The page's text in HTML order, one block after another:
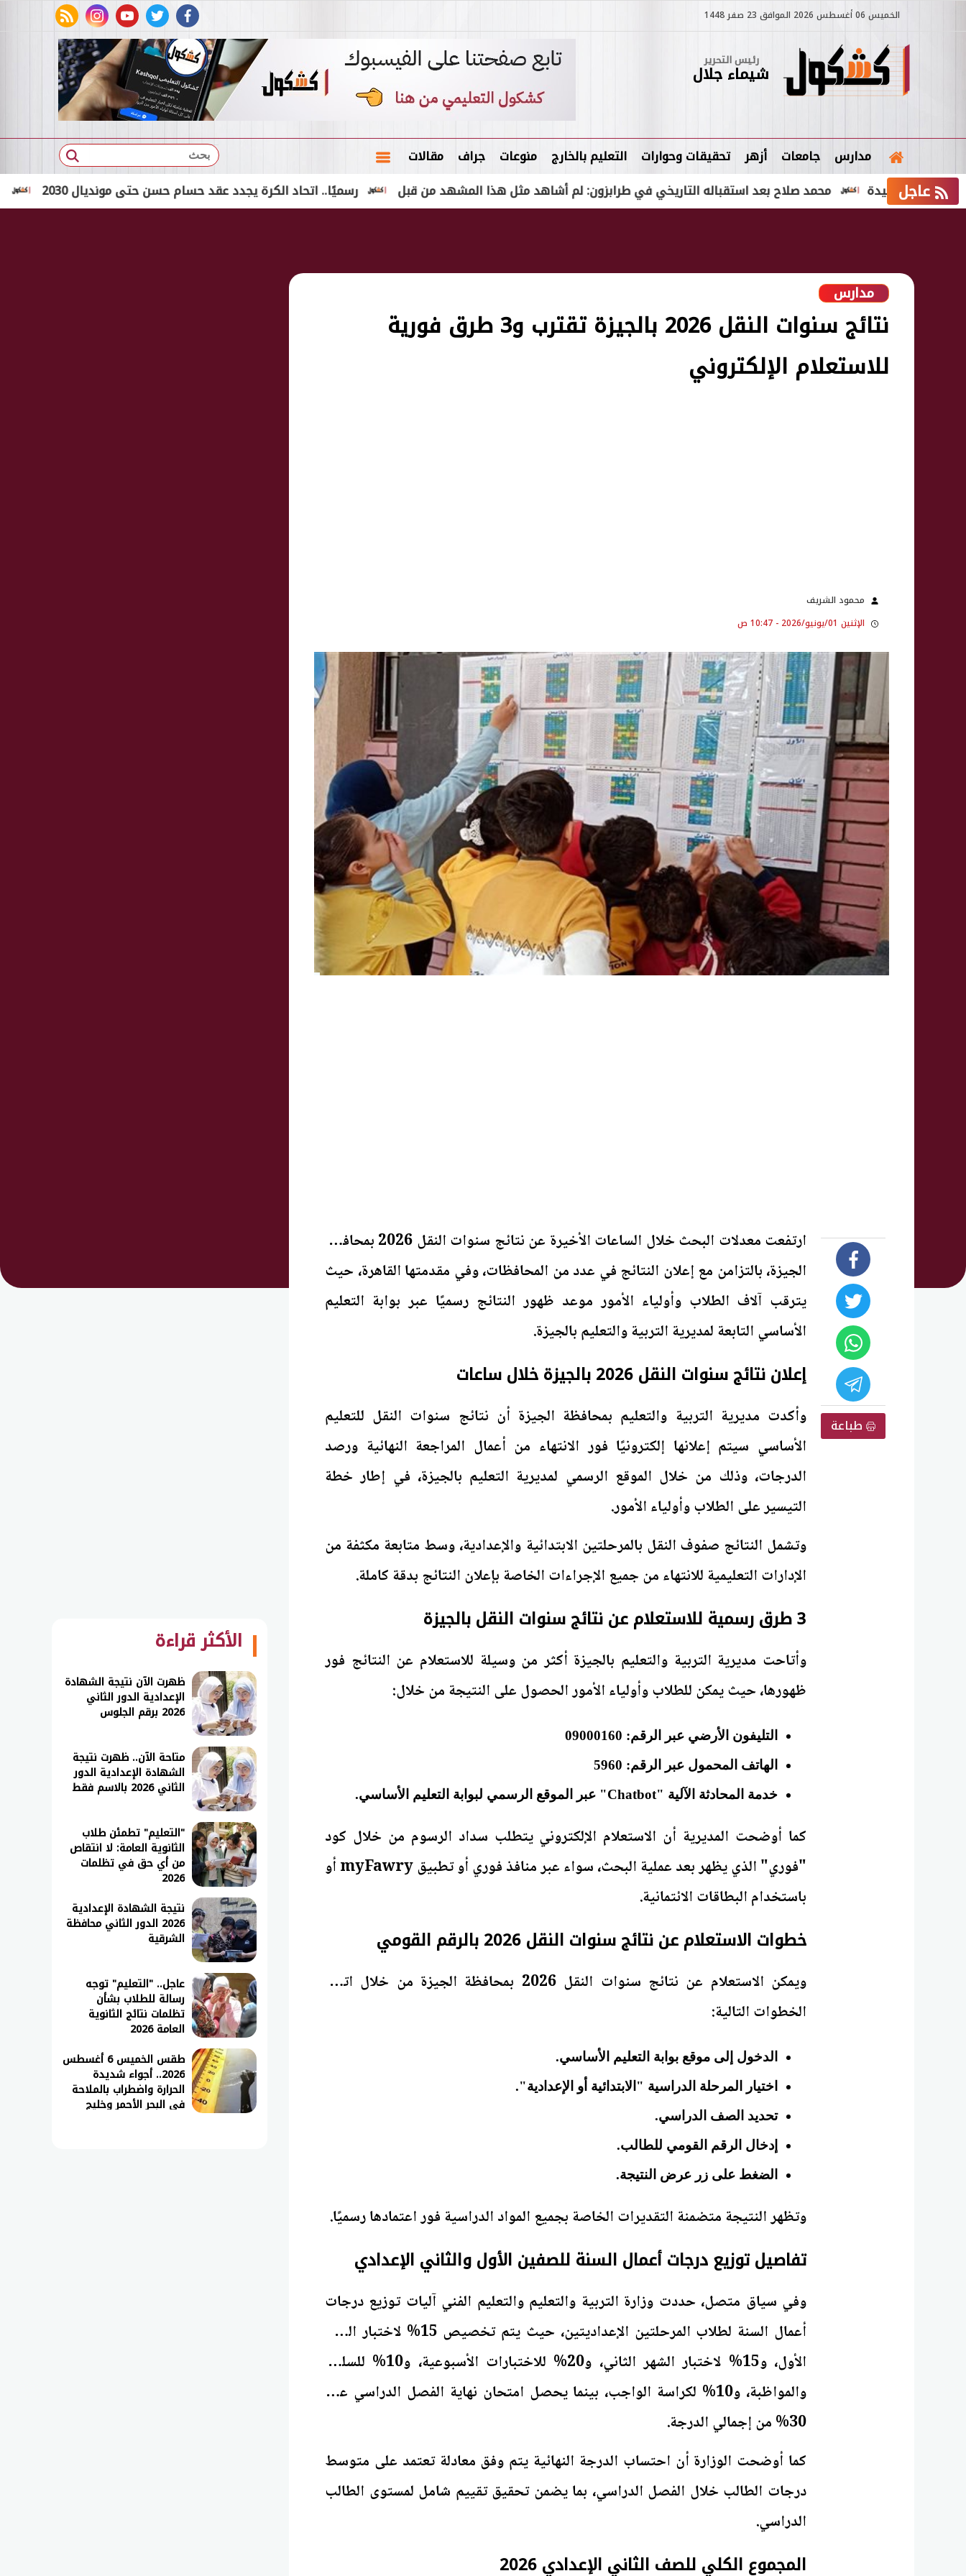
الخميس 06 أغسطس 2026 الموافق 23 صفر 1448
facebook
twitter
youtube
instagram
rss feed
رئيس التحرير
شيماء جلال
مدارس جامعات أزهر تحقيقات وحوارات التعليم بالخارج منوعات جراف مقالات بحث
عاجل عاجل.. رسميًا.. اتحاد الكرة يجدد عقد حسام حسن حتى مونديال 2030 محمد صلاح بعد استقباله التاريخي في طرابزون: لم أشاهد مثل هذا المشهد من قبل
مدارس
نتائج سنوات النقل 2026 بالجيزة تقترب و3 طرق فورية
للاستعلام الإلكتروني
محمود الشريف
الإثنين 01/يونيو/2026 - 10:47 ص
طباعة
ارتفعت معدلات البحث خلال الساعات الأخيرة عن نتائج سنوات النقل 2026 بمحافظة
الجيزة، بالتزامن مع إعلان النتائج في عدد من المحافظات، وفي مقدمتها القاهرة، حيث
يترقب آلاف الطلاب وأولياء الأمور موعد ظهور النتائج رسميًا عبر بوابة التعليم
الأساسي التابعة لمديرية التربية والتعليم بالجيزة.
إعلان نتائج سنوات النقل 2026 بالجيزة خلال ساعات
وأكدت مديرية التربية والتعليم بمحافظة الجيزة أن نتائج سنوات النقل للتعليم
الأساسي سيتم إعلانها إلكترونيًا فور الانتهاء من أعمال المراجعة النهائية ورصد
الدرجات، وذلك من خلال الموقع الرسمي لمديرية التعليم بالجيزة، في إطار خطة
التيسير على الطلاب وأولياء الأمور.
وتشمل النتائج صفوف النقل بالمرحلتين الابتدائية والإعدادية، وسط متابعة مكثفة من
الإدارات التعليمية للانتهاء من جميع الإجراءات الخاصة بإعلان النتائج بدقة كاملة.
3 طرق رسمية للاستعلام عن نتائج سنوات النقل بالجيزة
وأتاحت مديرية التربية والتعليم بالجيزة أكثر من وسيلة للاستعلام عن النتائج فور
ظهورها، حيث يمكن للطلاب وأولياء الأمور الحصول على النتيجة من خلال:
التليفون الأرضي عبر الرقم: 09000160
الهاتف المحمول عبر الرقم: 5960
خدمة المحادثة الآلية "Chatbot" عبر الموقع الرسمي لبوابة التعليم الأساسي.
كما أوضحت المديرية أن الاستعلام الإلكتروني يتطلب سداد الرسوم من خلال كود
"فوري" الذي يظهر بعد عملية البحث، سواء عبر منافذ فوري أو تطبيق myFawry أو
باستخدام البطاقات الائتمانية.
خطوات الاستعلام عن نتائج سنوات النقل 2026 بالرقم القومي
ويمكن الاستعلام عن نتائج سنوات النقل 2026 بمحافظة الجيزة من خلال اتباع
الخطوات التالية:
الدخول إلى موقع بوابة التعليم الأساسي.
اختيار المرحلة الدراسية "الابتدائية أو الإعدادية".
تحديد الصف الدراسي.
إدخال الرقم القومي للطالب.
الضغط على زر عرض النتيجة.
وتظهر النتيجة متضمنة التقديرات الخاصة بجميع المواد الدراسية فور اعتمادها رسميًا.
تفاصيل توزيع درجات أعمال السنة للصفين الأول والثاني الإعدادي
وفي سياق متصل، حددت وزارة التربية والتعليم والتعليم الفني آليات توزيع درجات
أعمال السنة لطلاب المرحلتين الإعداديتين، حيث يتم تخصيص 15% لاختبار الشهر
الأول، و15% لاختبار الشهر الثاني، و20% للاختبارات الأسبوعية، و10% للسلوك
والمواظبة، و10% لكراسة الواجب، بينما يحصل امتحان نهاية الفصل الدراسي على
30% من إجمالي الدرجة.
كما أوضحت الوزارة أن احتساب الدرجة النهائية يتم وفق معادلة تعتمد على متوسط
درجات الطالب خلال الفصل الدراسي، بما يضمن تحقيق تقييم شامل لمستوى الطالب
الدراسي.
المجموع الكلي للصف الثاني الإعدادي 2026
الأكثر قراءة
ظهرت الآن نتيجة الشهادة
الإعدادية الدور الثاني
2026 برقم الجلوس
متاحة الآن.. ظهرت نتيجة
الشهادة الإعدادية الدور
الثاني 2026 بالاسم فقط
"التعليم" تطمئن طلاب
الثانوية العامة: لا انتقاص
من أي حق في تظلمات
2026
نتيجة الشهادة الإعدادية
2026 الدور الثاني محافظة
الشرقية
عاجل.. "التعليم" توجه
رسالة للطلاب بشأن
تظلمات نتائج الثانوية
العامة 2026
طقس الخميس 6 أغسطس
2026.. أجواء شديدة
الحرارة واضطراب بالملاحة
في البحر الأحمر وخليج